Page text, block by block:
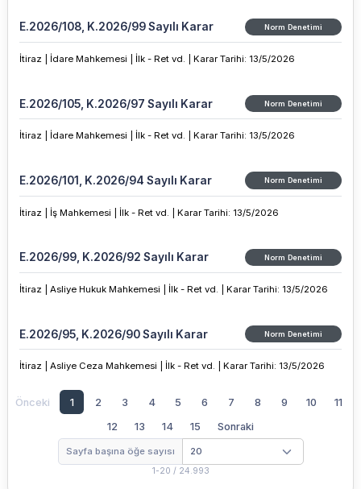
E.2026/108, K.2026/99 Sayılı Karar Norm Denetimi
İtiraz | İdare Mahkemesi | İlk - Ret vd. | Karar Tarihi: 13/5/2026
E.2026/105, K.2026/97 Sayılı Karar Norm Denetimi
İtiraz | İdare Mahkemesi | İlk - Ret vd. | Karar Tarihi: 13/5/2026
E.2026/101, K.2026/94 Sayılı Karar Norm Denetimi
İtiraz | İş Mahkemesi | İlk - Ret vd. | Karar Tarihi: 13/5/2026
E.2026/99, K.2026/92 Sayılı Karar Norm Denetimi
İtiraz | Asliye Hukuk Mahkemesi | İlk - Ret vd. | Karar Tarihi: 13/5/2026
E.2026/95, K.2026/90 Sayılı Karar Norm Denetimi
İtiraz | Asliye Ceza Mahkemesi | İlk - Ret vd. | Karar Tarihi: 13/5/2026
Önceki 1 2 3 4 5 6 7 8 9 10
11
12
13 14 15 Sonraki
Sayfa başına öğe sayısı
1-20 / 24.993